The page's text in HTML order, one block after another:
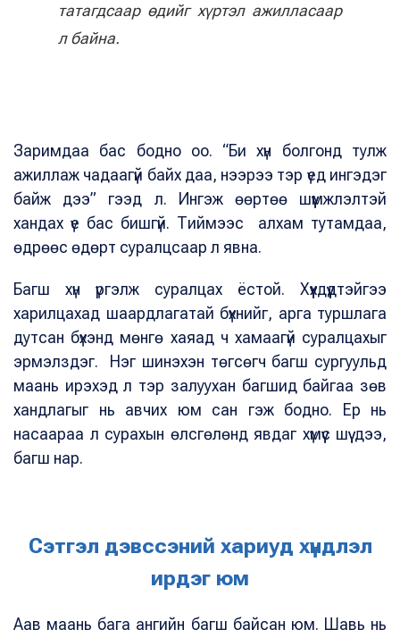
татагдсаар өдийг хүртэл ажилласаар
л байна.
Заримдаа бас бодно оо. “Би хүн болгонд тулж
ажиллаж чадаагүй байх даа, нээрээ тэр үед ингэдэг
байж дээ” гээд л. Ингэж өөртөө шүүмжлэлтэй
хандах үе бас бишгүй. Тиймээс алхам тутамдаа,
өдрөөс өдөрт суралцсаар л явна.
Багш хүн үргэлж суралцах ёстой. Хүүхдүүдтэйгээ
харилцахад шаардлагатай бүхнийг, арга туршлага
дутсан бүхэнд мөнгө хаяад ч хамаагүй суралцахыг
эрмэлздэг. Нэг шинэхэн төгсөгч багш сургуульд
маань ирэхэд л тэр залуухан багшид байгаа зөв
хандлагыг нь авчих юм сан гэж бодно. Ер нь
насаараа л сурахын өлсгөлөнд явдаг хүмүүс шүү дээ,
багш нар.
Сэтгэл дэвссэний хариуд хүндлэл
ирдэг юм
Аав маань бага ангийн багш байсан юм. Шавь нь